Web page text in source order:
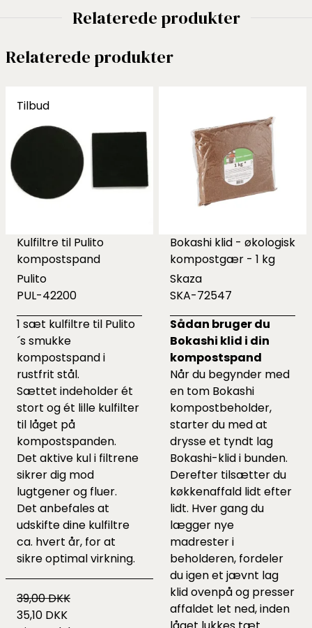
Relaterede produkter
Relaterede produkter
Tilbud
Kulfiltre til Pulito
kompostspand
Pulito
PUL-42200
1 sæt kulfiltre til Pulito
´s smukke
kompostspand i
rustfrit stål.
Sættet indeholder ét
stort og ét lille kulfilter
til låget på
kompostspanden.
Det aktive kul i filtrene
sikrer dig mod
lugtgener og fluer.
Det anbefales at
udskifte dine kulfiltre
ca. hvert år, for at
sikre optimal virkning.
39,00 DKK
35,10 DKK
Bokashi klid - økologisk
kompostgær - 1 kg
Skaza
SKA-72547
Sådan bruger du
Bokashi klid i din
kompostspand
Når du begynder med
en tom Bokashi
kompostbeholder,
starter du med at
drysse et tyndt lag
Bokashi-klid i bunden.
Derefter tilsætter du
køkkenaffald lidt efter
lidt. Hver gang du
lægger nye
madrester i
beholderen, fordeler
du igen et jævnt lag
klid ovenpå og presser
affaldet let ned, inden